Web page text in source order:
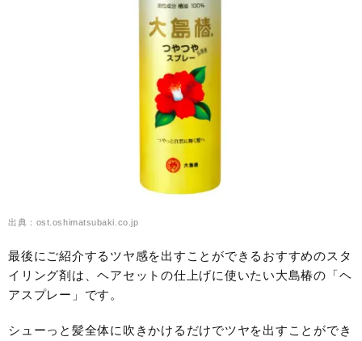
出典：ost.oshimatsubaki.co.jp
最後にご紹介するツヤ感を出すことができるおすすめのスタ
イリング剤は、ヘアセットの仕上げに使いたい大島椿の「ヘ
アスプレー」です。
シューっと髪全体に吹きかけるだけでツヤを出すことができ